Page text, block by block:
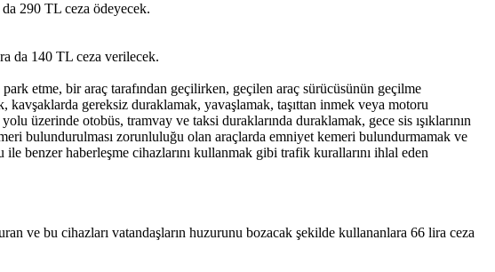
290 TL ceza ödeyecek.
da 140 TL ceza verilecek.
etme, bir araç tarafından geçilirken, geçilen araç sürücüsünün geçilme
gereksiz duraklamak, yavaşlamak, taşıttan inmek veya motoru
üzerinde otobüs, tramvay ve taksi duraklarında duraklamak, gece sis ışıklarının
bulundurulması zorunluluğu olan araçlarda emniyet kemeri bulundurmamak ve
benzer haberleşme cihazlarını kullanmak gibi trafik kurallarını ihlal eden
ve bu cihazları vatandaşların huzurunu bozacak şekilde kullananlara 66 lira ceza